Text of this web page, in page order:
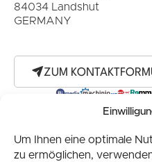
Um Ihnen eine optimale
zu ermöglichen,
84034 Landshut
GERMANY
ZUM